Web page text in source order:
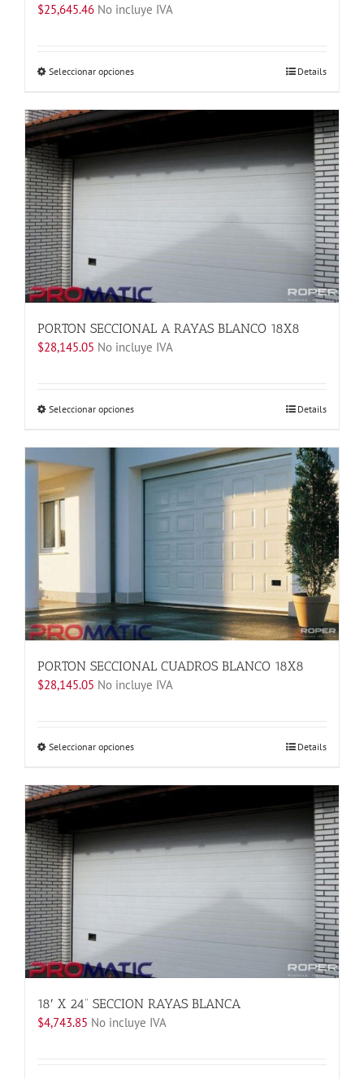
$25,645.46 No incluye IVA
Seleccionar opcionesEste
tiene
múltiples
variantes.
Las
opciones
página
de
producto
Details
PORTON SECCIONAL A RAYAS BLANCO 18X8
$28,145.05 No incluye IVA
Seleccionar opcionesEste
tiene
múltiples
variantes.
opciones
elegir
en
la
página
de
producto
Details
PORTON SECCIONAL CUADROS BLANCO 18X8
$28,145.05 No incluye IVA
Seleccionar opcionesEste
tiene
múltiples
variantes.
Las
opciones
página
de
producto
Details
18′ X 24” SECCION RAYAS BLANCA
$4,743.85 No incluye IVA